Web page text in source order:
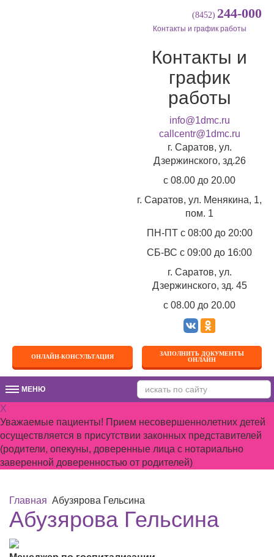
(8452) 244-000
Контакты и график работы
Контакты и
график
работы
info@1dmc.ru
callcentr@1dmc.ru
г. Саратов, ул.
Дзержинского, зд.26
c 08.00 до 20.00
г. Саратов, ул. Менякина, 1,
пом. 1
ПН-ПТс 08:00 до 20:00
СБ-ВС с 09:00 до 16:00
г. Саратов, ул.
Дзержинского, зд. 45
c 08.00 до 20.00
ОНЛАЙН-КОНСУЛЬТАЦИЯ
ЗАПОЛНИТЬ ДОКУМЕНТЫ
ОНЛАЙН
МЕНЮМЕНЮ
X
Уважаемые пациенты! Прием несовершеннолетних детей
осуществляется в присутствии законных представителей
(родители, опекуны, доверенные лица с нотариально
заверенной доверенностью от родителей)
Главная Абузярова Гельсина
Абузярова Гельсина